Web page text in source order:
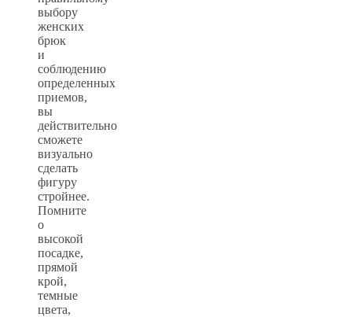
выбору
женских
брюк
и
соблюдению
определенных
приемов,
вы
действительно
сможете
визуально
сделать
фигуру
стройнее.
Помните
о
высокой
посадке,
прямой
крой,
темные
цвета,